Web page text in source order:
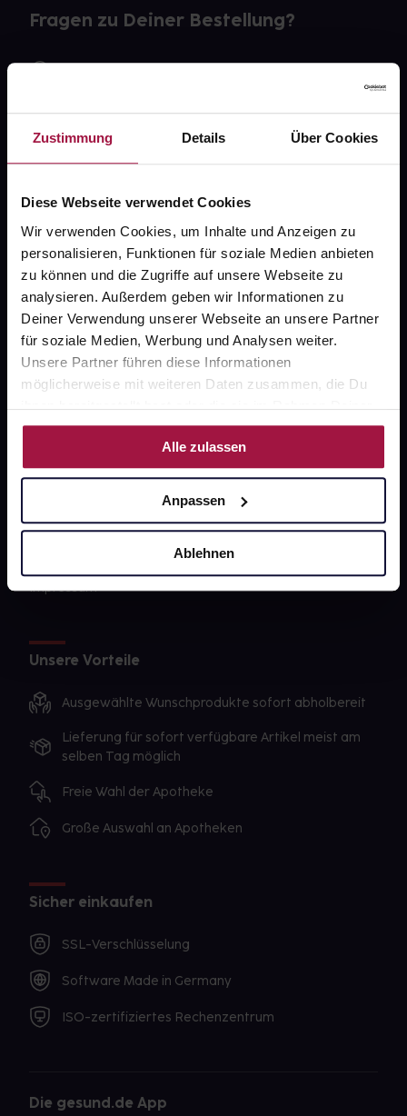
Zustimmung Details Über Cookies
Diese Webseite verwendet Cookies
Wir verwenden Cookies, um Inhalte und Anzeigen zu
personalisieren, Funktionen für soziale Medien anbieten
zu können und die Zugriffe auf unsere Webseite zu
analysieren. Außerdem geben wir Informationen zu
Deiner Verwendung unserer Webseite an unsere Partner
für soziale Medien, Werbung und Analysen weiter.
Unsere Partner führen diese Informationen
möglicherweise mit weiteren Daten zusammen, die Du
ihnen bereitgestellt hast oder die sie im Rahmen Deiner
Nutzung der Dienste gesammelt haben.
Alle zulassen
Anpassen
Ablehnen
Fragen zu Deiner Bestellung?
Widerrufsformular
gesund.de
Über uns
Karriere
Barrierefreiheitserklärung
Datenschutz
Impressum
Unsere Vorteile
Ausgewählte Wunschprodukte sofort abholbereit
Lieferung für sofort verfügbare Artikel meist am
selben Tag möglich
Freie Wahl der Apotheke
Große Auswahl an Apotheken
Sicher einkaufen
SSL-Verschlüsselung
Software Made in Germany
ISO-zertifiziertes Rechenzentrum
Die gesund.de App